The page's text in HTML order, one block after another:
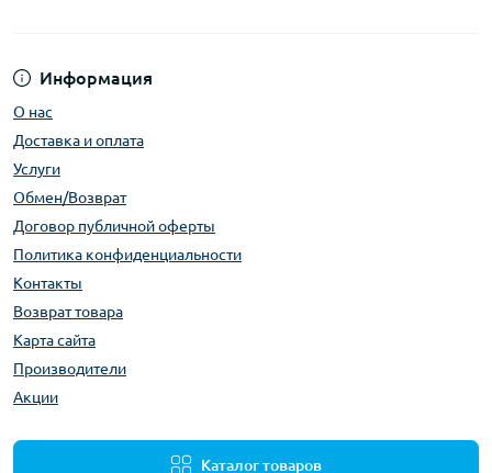
Информация
О нас
Доставка и оплата
Услуги
Обмен/Возврат
Договор публичной оферты
Политика конфиденциальности
Контакты
Возврат товара
Карта сайта
Производители
Акции
Каталог товаров